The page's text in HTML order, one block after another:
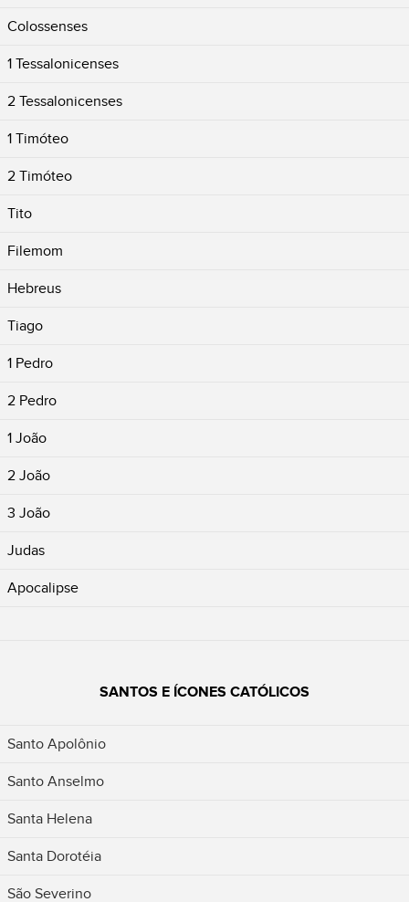
Colossenses
1 Tessalonicenses
2 Tessalonicenses
1 Timóteo
2 Timóteo
Tito
Filemom
Hebreus
Tiago
1 Pedro
2 Pedro
1 João
2 João
3 João
Judas
Apocalipse
SANTOS E ÍCONES CATÓLICOS
Santo Apolônio
Santo Anselmo
Santa Helena
Santa Dorotéia
São Severino